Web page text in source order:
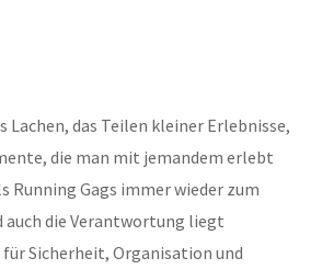
Lachen, das Teilen kleiner Erlebnisse,
die man mit jemandem erlebt
Running Gags immer wieder zum
auch die Verantwortung liegt
Sicherheit, Organisation und